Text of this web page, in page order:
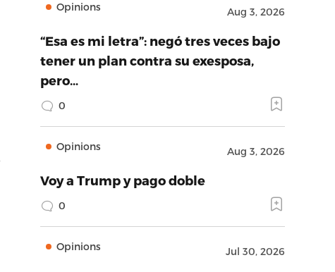
Opinions Aug 3, 2026
“Esa es mi letra”: negó tres veces bajo
tener un plan contra su exesposa,
pero…
0
Opinions Aug 3, 2026
Voy a Trump y pago doble
0
Opinions Jul 30, 2026